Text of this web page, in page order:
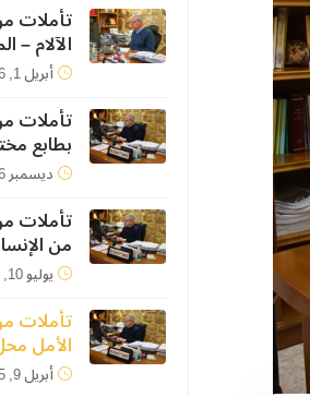
تأملات
الآلام –
أبريل 1, 2026
تأملات
بطابع
ديسمبر 16, 2025
تأملات
من
يوليو 10, 2025
تأملات
الأمل
أبريل 9, 2025